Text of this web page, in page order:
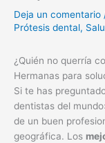
Deja un comentario
Prótesis dental,
¿Quién no querría
Hermanas para
Si te has
dentistas del
de un buen
geográfica. Los